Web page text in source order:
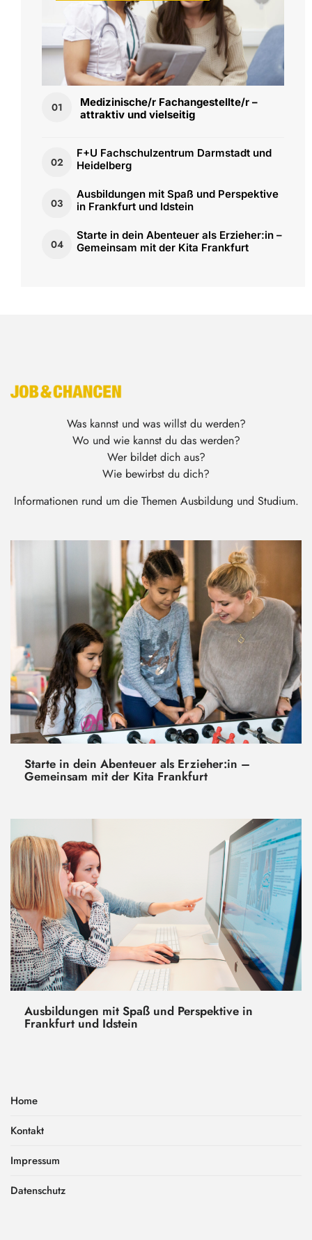
01
Medizinische/r Fachangestellte/r –
attraktiv und vielseitig
02
F+U Fachschulzentrum Darmstadt und
Heidelberg
03
Ausbildungen mit Spaß und Perspektive
in Frankfurt und Idstein
04
Starte in dein Abenteuer als Erzieher:in –
Gemeinsam mit der Kita Frankfurt
Was kannst und was willst du werden?
Wo und wie kannst du das werden?
Wer bildet dich aus?
Wie bewirbst du dich?
Informationen rund um die Themen Ausbildung und Studium.
Starte in dein Abenteuer als Erzieher:in –
Gemeinsam mit der Kita Frankfurt
Ausbildungen mit Spaß und Perspektive in
Frankfurt und Idstein
Home
Kontakt
Impressum
Datenschutz